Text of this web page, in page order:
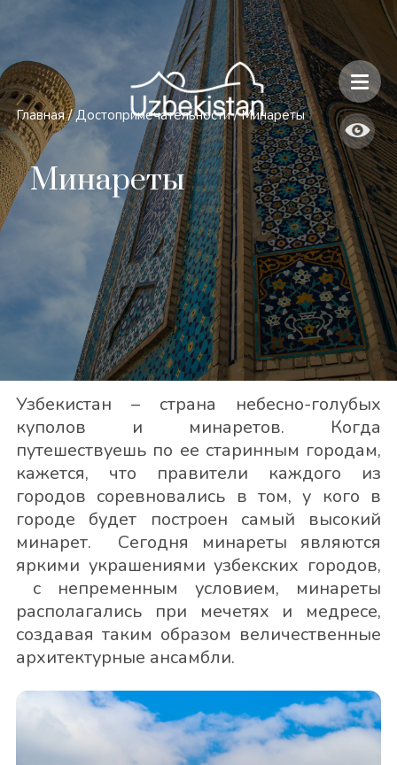
Безопасность и особенности путешествий по Узбекистану
Главная / Достопримечательности/ Минареты
Минареты
Узбекистан – страна небесно-голубых
куполов и минаретов. Когда
путешествуешь по ее старинным городам,
кажется, что правители каждого из
городов соревновались в том, у кого в
городе будет построен самый высокий
минарет. Сегодня минареты являются
яркими украшениями узбекских городов,
с непременным условием, минареты
располагались при мечетях и медресе,
создавая таким образом величественные
архитектурные ансамбли.